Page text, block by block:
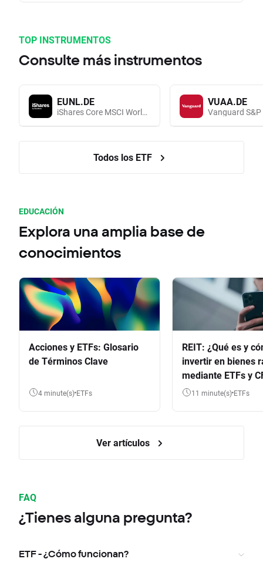
TOP INSTRUMENTOS
Consulte más instrumentos
EUNL.DE
iShares Core MSCI World UCITS (Acc EUR)
VUAA.DE
Todos los ETF
EDUCACIÓN
Explora una amplia base de
conocimientos
Acciones y ETFs: Glosario
de Términos Clave
4 minute(s) ETFs
REIT: ¿Qué es y
invertir en bienes
mediante ETFs y
11 minute(s) ETFs
Ver artículos
FAQ
¿Tienes alguna pregunta?
ETF - ¿Cómo funcionan?